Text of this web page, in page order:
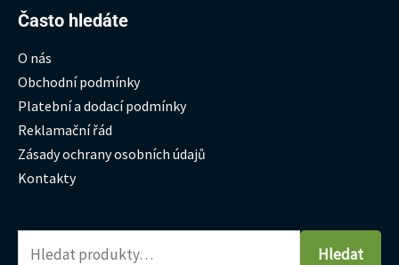
Často hledáte
O nás
Obchodní podmínky
Platební a dodací podmínky
Reklamační řád
Zásady ochrany osobních údajů
Kontakty
Hledat:
Hledat